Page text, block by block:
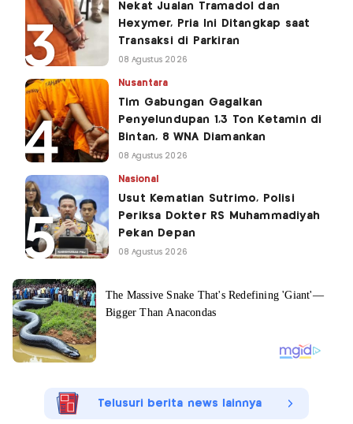
Nekat Jualan Tramadol dan
Hexymer, Pria Ini Ditangkap saat
Transaksi di Parkiran
08 Agustus 2026
Nusantara
Tim Gabungan Gagalkan
Penyelundupan 1,3 Ton Ketamin di
Bintan, 8 WNA Diamankan
08 Agustus 2026
Nasional
Usut Kematian Sutrimo, Polisi
Periksa Dokter RS Muhammadiyah
Pekan Depan
08 Agustus 2026
Telusuri berita news lainnya